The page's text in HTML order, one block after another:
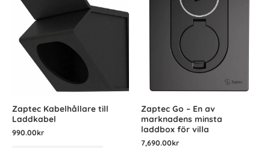
Zaptec Kabelhållare till
Laddkabel
990.00kr
Zaptec Go – En av
marknadens minsta
laddbox för villa
7,690.00kr